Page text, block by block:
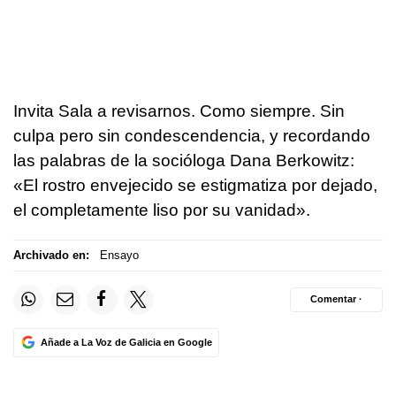
Invita Sala a revisarnos. Como siempre. Sin
culpa pero sin condescendencia, y recordando
las palabras de la socióloga Dana Berkowitz:
«El rostro envejecido se estigmatiza por dejado,
el completamente liso por su vanidad».
Archivado en: Ensayo
Añade a La Voz de Galicia en Google
Comentar ·